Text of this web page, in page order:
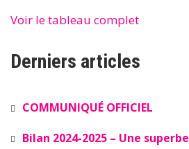
Voir le tableau complet
Derniers articles
COMMUNIQUÉ OFFICIEL
Bilan 2024-2025 – Une superbe